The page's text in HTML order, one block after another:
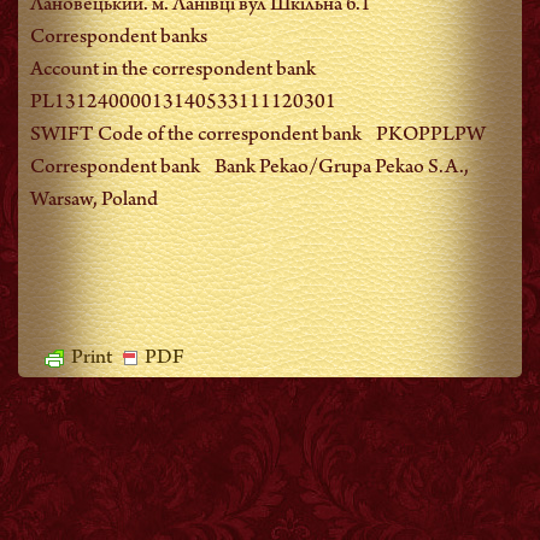
Лановецький. м. Ланiвцi вул Шкiльна б.1
Correspondent banks
Account in the correspondent bank
PL13124000013140533111120301
SWIFT Code of the correspondent bank PKOPPLPW
Correspondent bank Bank Pekao/Grupa Pekao S.A.,
Warsaw, Poland
Print PDF